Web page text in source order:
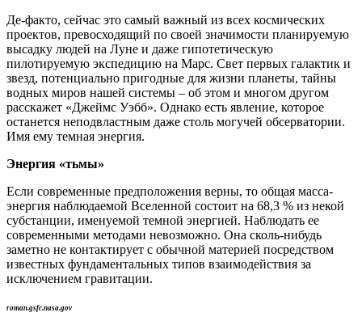
Де-факто, сейчас это самый важный из всех космических
проектов, превосходящий по своей значимости планируемую
высадку людей на Луне и даже гипотетическую
пилотируемую экспедицию на Марс. Свет первых галактик и
звезд, потенциально пригодные для жизни планеты, тайны
водных миров нашей системы – об этом и многом другом
расскажет «Джеймс Уэбб». Однако есть явление, которое
останется неподвластным даже столь могучей обсерватории.
Имя ему темная энергия.
Энергия «тьмы»
Если современные предположения верны, то общая масса-
энергия наблюдаемой Вселенной состоит на 68,3 % из некой
субстанции, именуемой темной энергией. Наблюдать ее
современными методами невозможно. Она сколь-нибудь
заметно не контактирует с обычной материей посредством
известных фундаментальных типов взаимодействия за
исключением гравитации.
roman.gsfc.nasa.gov